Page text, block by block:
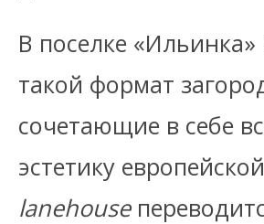
В поселке
такой формат
сочетающие в себе
эстетику
lanehouse